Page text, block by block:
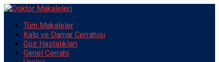
Tüm Makaleler
Kalp ve Damar Cerrahisi
Göz Hastalıkları
Genel Cerrahi